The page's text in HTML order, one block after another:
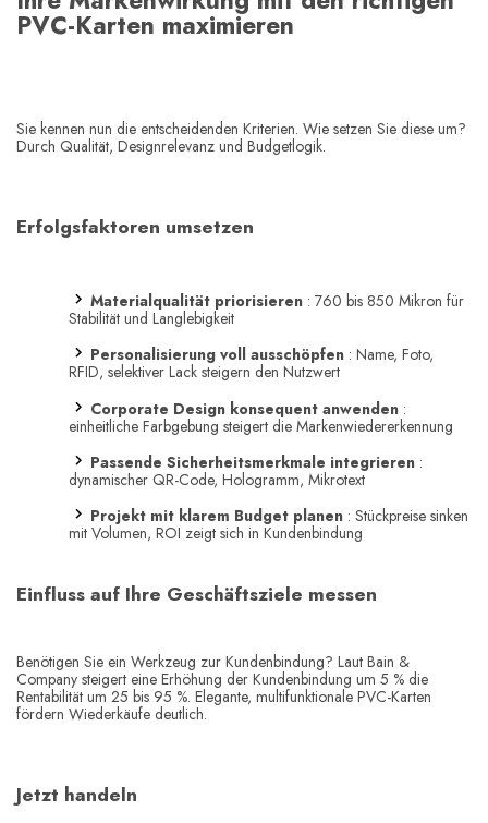
PVC-Karten maximieren
Sie kennen nun die entscheidenden Kriterien. Wie setzen Sie diese um?
Durch Qualität, Designrelevanz und Budgetlogik.
Erfolgsfaktoren umsetzen
Materialqualität priorisieren : 760 bis 850 Mikron für
Stabilität und Langlebigkeit
Personalisierung voll ausschöpfen : Name, Foto,
RFID, selektiver Lack steigern den Nutzwert
Corporate Design konsequent anwenden :
einheitliche Farbgebung steigert die Markenwiedererkennung
Passende Sicherheitsmerkmale integrieren :
dynamischer QR-Code, Hologramm, Mikrotext
Projekt mit klarem Budget planen : Stückpreise sinken
mit Volumen, ROI zeigt sich in Kundenbindung
Einfluss auf Ihre Geschäftsziele messen
Benötigen Sie ein Werkzeug zur Kundenbindung? Laut Bain &
Company steigert eine Erhöhung der Kundenbindung um 5 % die
Rentabilität um 25 bis 95 %. Elegante, multifunktionale PVC-Karten
fördern Wiederkäufe deutlich.
Jetzt handeln